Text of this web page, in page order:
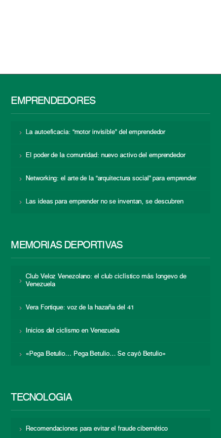
EMPRENDEDORES
La autoeficacia: “motor invisible” del emprendedor
El poder de la comunidad: nuevo activo del emprendedor
Networking: el arte de la “arquitectura social” para emprender
Las ideas para emprender no se inventan, se descubren
MEMORIAS DEPORTIVAS
Club Veloz Venezolano: el club ciclístico más longevo de
Venezuela
Vera Fortique: voz de la hazaña del 41
Inicios del ciclismo en Venezuela
«Pega Betulio… Pega Betulio… Se cayó Betulio»
TECNOLOGÍA
Recomendaciones para evitar el fraude cibernético